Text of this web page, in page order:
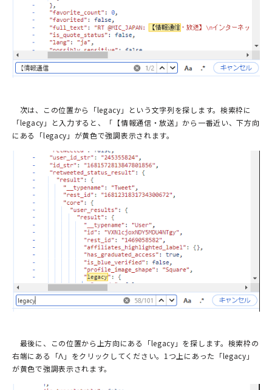
次は、この位置から「legacy」という文字列を探します。検索枠に
「legacy」と入力すると、「【情報通信・放送」から一番近い、下方向
にある「legacy」が黄色で強調表示されます。
最後に、この位置から上方向にある「legacy」を探します。検索枠の
右端にある「Λ」をクリックしてください。1つ上にあった「legacy」
が黄色で強調表示されます。